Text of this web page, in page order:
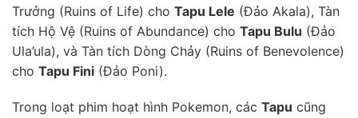
Trưởng (Ruins of Life) cho Tapu Lele (Đảo Akala), Tàn
tích Hộ Vệ (Ruins of Abundance) cho Tapu Bulu (Đảo
Ula’ula), và Tàn tích Dòng Chảy (Ruins of Benevolence)
cho Tapu Fini (Đảo Poni).
Trong loạt phim hoạt hình Pokemon, các Tapu cũng